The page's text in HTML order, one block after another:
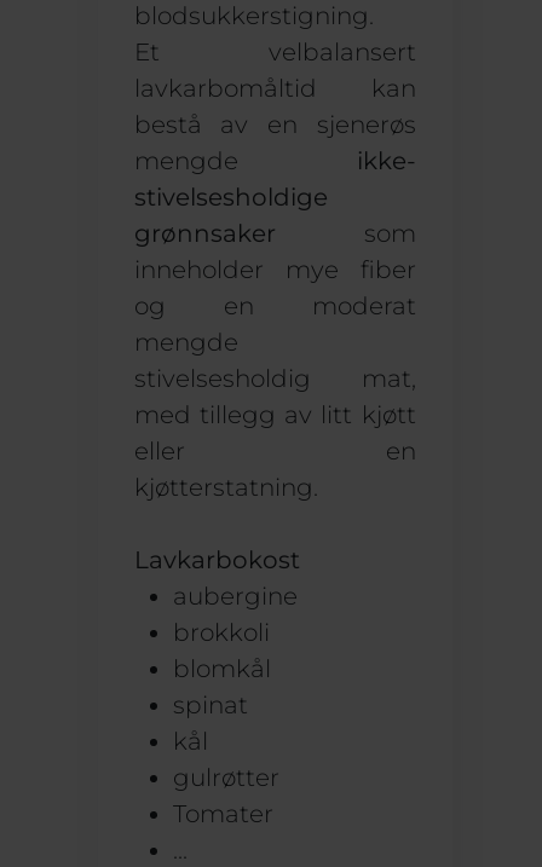
blodsukkerstigning.
Et velbalansert
lavkarbomåltid kan
bestå av en sjenerøs
mengde ikke-
stivelsesholdige
grønnsaker som
inneholder mye fiber
og en moderat
mengde
stivelsesholdig mat,
med tillegg av litt kjøtt
eller en
kjøtterstatning.
Lavkarbokost
aubergine
brokkoli
blomkål
spinat
kål
gulrøtter
Tomater
...